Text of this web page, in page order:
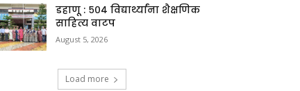
डहाणू : ५०४ विद्यार्थ्यांना शैक्षणिक
साहित्य वाटप
August 5, 2026
Load more